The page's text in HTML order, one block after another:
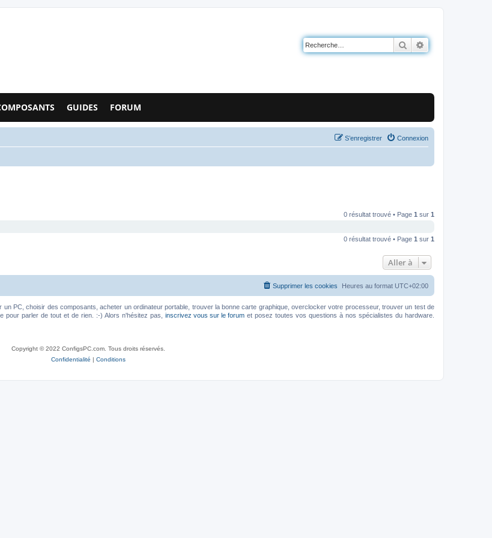
Rechercher
GUIDES FORUM
Connexion
S’enregistrer
0 résultat trouvé • Page 1 sur 1
0 résultat trouvé • Page 1 sur 1
Aller à
Heures au format UTC+02:00
Supprimer les cookies
PC, choisir des composants, acheter un ordinateur portable, trouver la bonne carte graphique, overclocker votre processeur, trouver un test de
pour parler de tout et de rien. :-) Alors n'hésitez pas, inscrivez vous sur le forum et posez toutes vos questions à nos spécialistes du hardware.
Copyright © 2022 ConfigsPC.com. Tous droits réservés.
Confidentialité | Conditions